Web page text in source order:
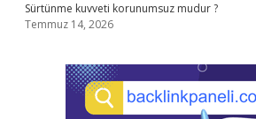
Sürtünme kuvveti korunumsuz mudur ?
Temmuz 14, 2026